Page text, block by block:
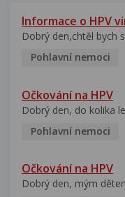
Informace o HPV
Dobrý den,chtěl bych
Pohlavní nemoci
Očkování na HPV
Dobrý den, do kolika
Pohlavní nemoci
Očkování na HPV
Dobrý den, mým